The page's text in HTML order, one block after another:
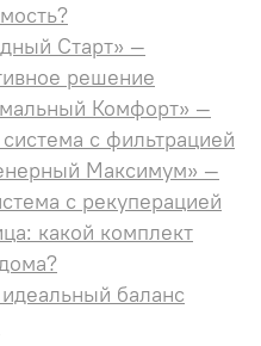
Старт» —
решение
Комфорт» —
с фильтрацией
Максимум» —
с рекуперацией
какой комплект
баланс